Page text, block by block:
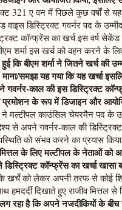
321 ए वन में पिछले कुछ वर्षों से
वाइस डिस्ट्रिक्ट गवर्नर पद के
कॉन्फ्रेंस का खर्च इस वर्ष सेकेंड
शर्मा इस खर्च को वहन करने के
कि बीएम शर्मा ने जितने खर्च की
समझा यह गया कि यह खर्चा
गवर्नर-काल की इस डिस्ट्रिक्ट
प्रमोशन के रूप में डिजाइन और
ने मल्टीपल काउंसिल चेयरमैन पद के
से अपने गवर्नर-काल की
को संभव करने का प्रयास
के लिए मल्टीपल के नेताओं
कॉन्फ्रेंस का खर्चा खासा
खर्चे को लेकर अपनी तरफ से कोई
हमदर्दी दिखाते हुए राजीव
रहा है कि अपने नजदीकियों के बीच